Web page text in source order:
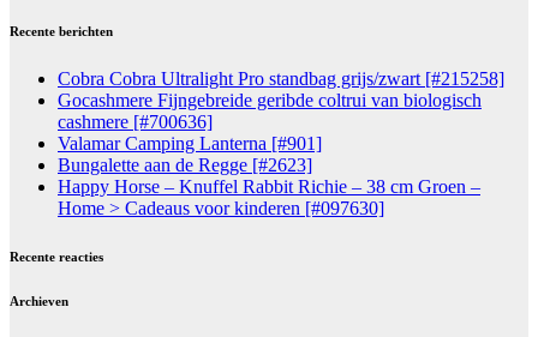
Recente berichten
Cobra Cobra Ultralight Pro standbag grijs/zwart [#215258]
Gocashmere Fijngebreide geribde coltrui van biologisch
cashmere [#700636]
Valamar Camping Lanterna [#901]
Bungalette aan de Regge [#2623]
Happy Horse – Knuffel Rabbit Richie – 38 cm Groen –
Home > Cadeaus voor kinderen [#097630]
Recente reacties
Archieven